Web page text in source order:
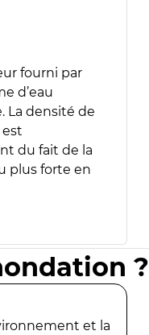
fourni par
d’eau
La densité de
du fait de la
plus forte en
?
et la